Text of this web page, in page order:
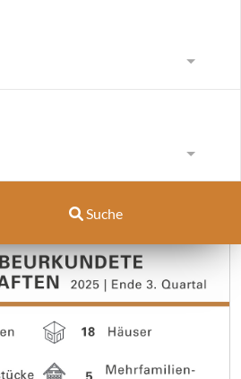
Suche
aktuelle zahlen